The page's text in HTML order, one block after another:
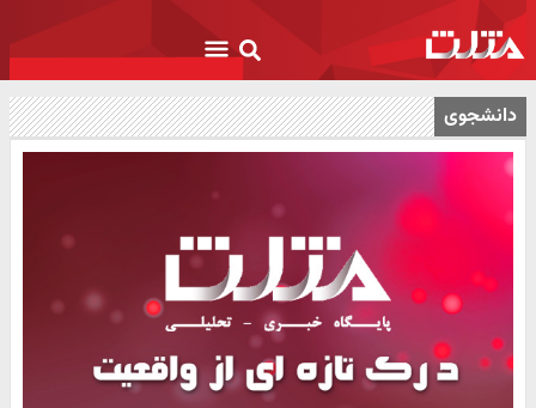
دانشجوی